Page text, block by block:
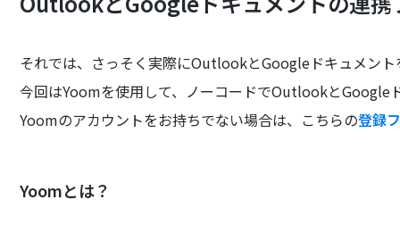
それでは、さっそく実際にOutlookとGoogleドキュメン
今回はYoomを使用して、ノーコードでOutlookとGoogle
Yoomのアカウントをお持ちでない場合は、こちらの登録
Yoomとは？